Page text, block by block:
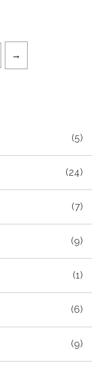
(5)
(24)
(7)
(9)
(1)
(6)
(9)